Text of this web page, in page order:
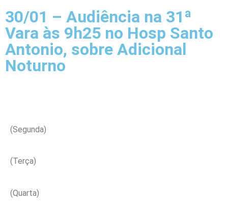
30/01 – Audiência na 31ª
Vara às 9h25 no Hosp Santo
Antonio, sobre Adicional
Noturno
(Segunda)
(Terça)
(Quarta)